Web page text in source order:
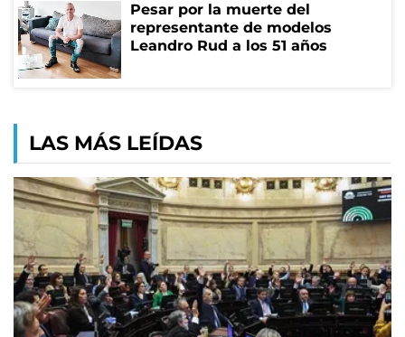
Pesar por la muerte del
representante de modelos
Leandro Rud a los 51 años
LAS MÁS LEÍDAS